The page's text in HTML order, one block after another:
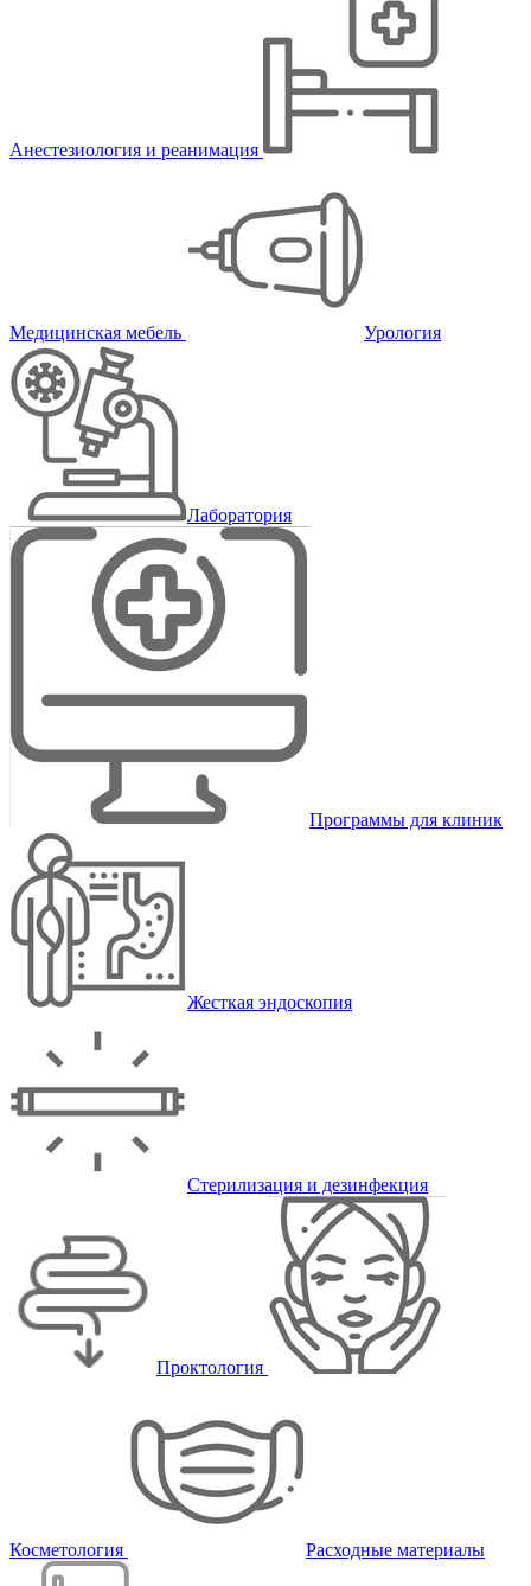
Анестезиология и реанимация
Медицинская мебель Урология
Лаборатория
Программы для клиник
Жесткая эндоскопия
Стерилизация и дезинфекция
Проктология
Косметология Расходные материалы